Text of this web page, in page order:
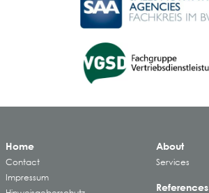
Home
Contact
Impressum
About
Services
References